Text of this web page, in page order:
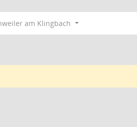
am Klingbach